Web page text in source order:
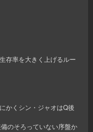
存率を大きく上げるルー
かくシン・ジャオはQ後
のそろっていない序盤か